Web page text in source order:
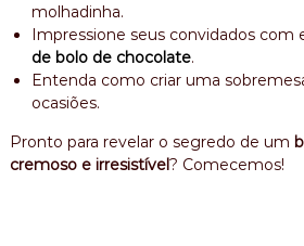
a
v
s
a
molhadinha.
Impressione seus convidados com
de bolo de chocolate.
Entenda como criar uma
ocasiões.
Pronto para revelar o segredo de um
cremoso e irresistível? Comecemos!